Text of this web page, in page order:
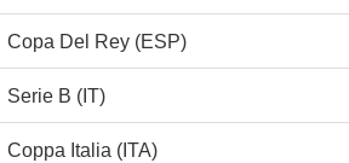
Copa Del Rey (ESP)
Serie B (IT)
Coppa Italia (ITA)